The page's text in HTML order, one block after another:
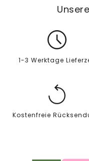
1-3 Werktage
Kostenfreie